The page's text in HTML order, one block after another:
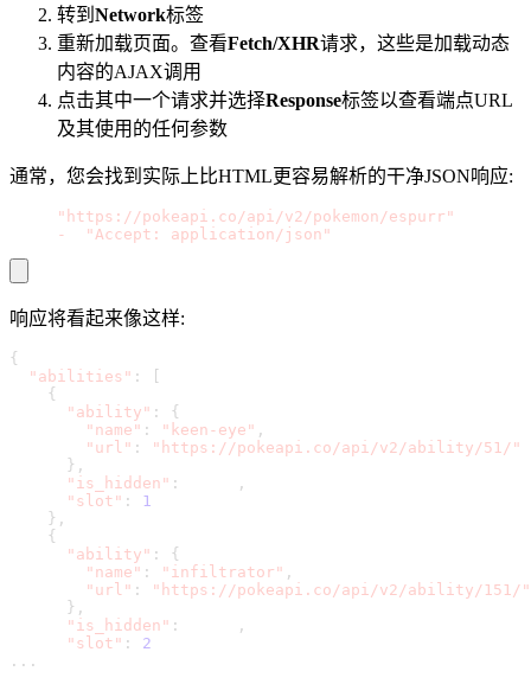
转到 Network标签
重新加载页面。查看Fetch/XHR请求，这些是加载动态
内容的AJAX调用
点击其中一个请求并选择Response标签以查看端点URL
及其使用的任何参数
通常，您会找到实际上比HTML更容易解析的干净JSON响应:
"https://pokeapi.co/api/v2/pokemon/espurr"
-
"Accept: application/json"
响应将看起来像这样:
{
"abilities" :
{
"ability" :
{
"name" : "keen-eye" ,
"url" :
"https://pokeapi.co/api/v2/ability/51/"
} ,
"is_hidden" :
,
"slot" :
1
} ,
{
"ability" :
{
"name" : "infiltrator" ,
"url" :
"https://pokeapi.co/api/v2/ability/151/"
} ,
"is_hidden" :
,
"slot" :
2
. . .